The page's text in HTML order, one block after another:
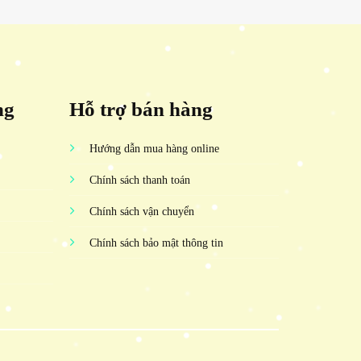
Hỗ trợ bán hàng
Hướng dẫn mua hàng online
Chính sách thanh toán
Chính sách vận chuyển
Chính sách bảo mật thông tin